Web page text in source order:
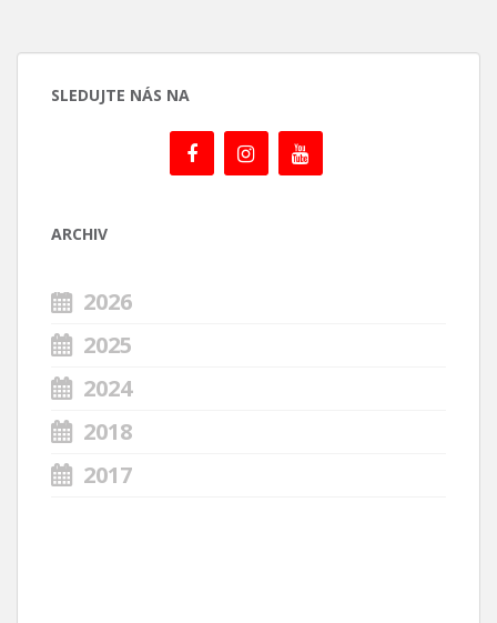
SLEDUJTE NÁS NA
ARCHIV
2026
2025
2024
2018
2017